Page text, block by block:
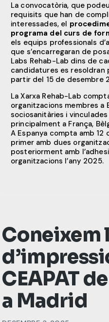
La convocatòria, que podeu
requisits que han de
interessades, el
programa del curs de
els equips professionals
que s’encarregaran de
Labs Rehab-Lab dins de
candidatures es resoldran
partir del 15 de desembre
La Xarxa Rehab-Lab
organitzacions membres a
sociosanitàries i
principalment a França,
A Espanya compta amb 12
primer amb dues
posteriorment amb
organitzacions l’any 2025.
Coneixem
CEAPAT
a Madrid